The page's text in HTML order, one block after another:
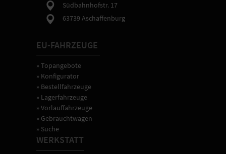
Südbahnhofstr. 17
63739 Aschaffenburg
EU-FAHRZEUGE
» Topangebote
» Konfigurator
» Bestellfahrzeuge
» Lagerfahrzeuge
» Vorlauffahrzeuge
» Gebrauchtwagen
» Suche
WERKSTATT